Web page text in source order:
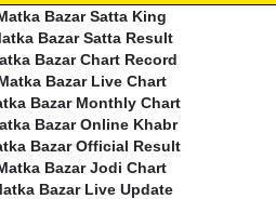
Bazar Satta King
Bazar Satta Result
Bazar Chart Record
Bazar Live Chart
Bazar Monthly Chart
Bazar Online Khabr
Bazar Official Result
Bazar Jodi Chart
Bazar Live Update